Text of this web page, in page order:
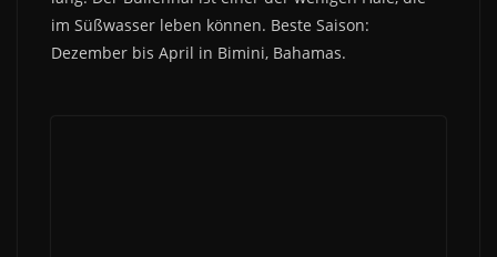
im Süßwasser leben können. Beste Saison:
Dezember bis April in Bimini, Bahamas.